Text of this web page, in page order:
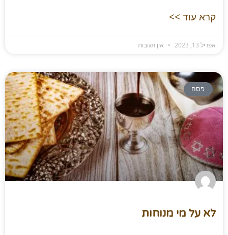
קרא עוד >>
אפריל 13, 2023 אין תגובות
פסח
לא על מי מנוחות